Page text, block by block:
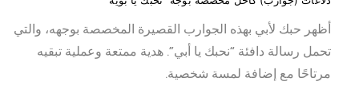
أظهر حبك لأبي بهذه الجوارب القصيرة المخصصة بوجهه، والتي
تحمل رسالة دافئة “نحبك يا أبي”. هدية ممتعة وعملية تبقيه
مرتاحًا مع إضافة لمسة شخصية.